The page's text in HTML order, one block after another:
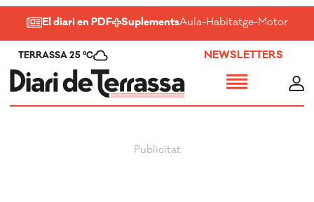
El diari en PDF SuplementsAula-Habitatge-Motor-
TERRASSA 25 ºC NEWSLETTERS